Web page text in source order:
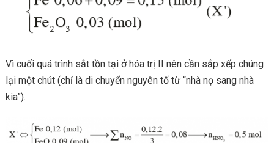
Vì cuối quá trình sắt tồn tại ở hóa trị II nên cần sắp xếp chúng
lại một chút (chỉ là di chuyển nguyên tố từ “nhà nọ sang nhà
kia”).